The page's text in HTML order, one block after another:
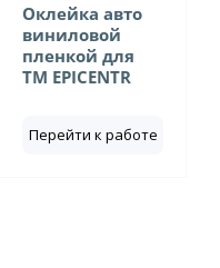
Оклейка авто
виниловой
пленкой для
ТМ EPICENTR
Перейти к работе